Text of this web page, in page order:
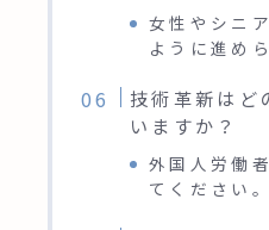
女性やシニ
ように進め
技術革新はど
いますか？
外国人労働
てください。